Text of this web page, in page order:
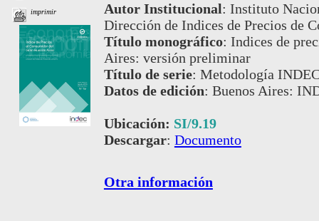
imprimir Autor Institucional: Instituto
Dirección de Indices de Precios de
Título monográfico: Indices de
Aires: versión preliminar
Título de serie: Metodología
Datos de edición: Buenos Aires:
Ubicación: SI/9.19
Descargar: Documento
Otra información